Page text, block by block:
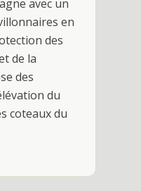
avec un
en
des
de la
des
du
coteaux du